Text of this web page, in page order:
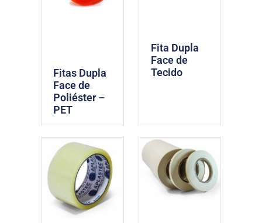
Fitas Dupla
Face de
Poliéster –
PET
Fita Dupla
Face de
Tecido